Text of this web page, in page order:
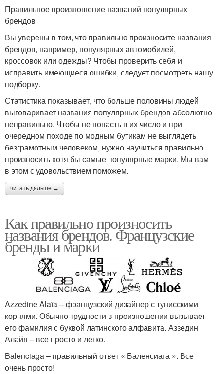
Правильное произношение названий популярных
брендов
Вы уверены в том, что правильно произносите названия
брендов, например, популярных автомобилей,
кроссовок или одежды? Чтобы проверить себя и
исправить имеющиеся ошибки, следует посмотреть нашу
подборку.
Статистика показывает, что больше половины людей
выговаривает названия популярных брендов абсолютно
неправильно. Чтобы не попасть в их число и при
очередном походе по модным бутикам не выглядеть
безграмотным человеком, нужно научиться правильно
произносить хотя бы самые популярные марки. Мы вам
в этом с удовольствием поможем.
читать дальше →
Как правильно произносить
названия брендов. Французские
бренды и марки
Azzedine Alaïa – французский дизайнер с тунисскими
корнями. Обычно трудности в произношении вызывает
его фамилия с буквой латинского алфавита. Аззедин
Алайя – все просто и легко.
Balenciaga – правильный ответ « Баленсиага ». Все
очень просто!